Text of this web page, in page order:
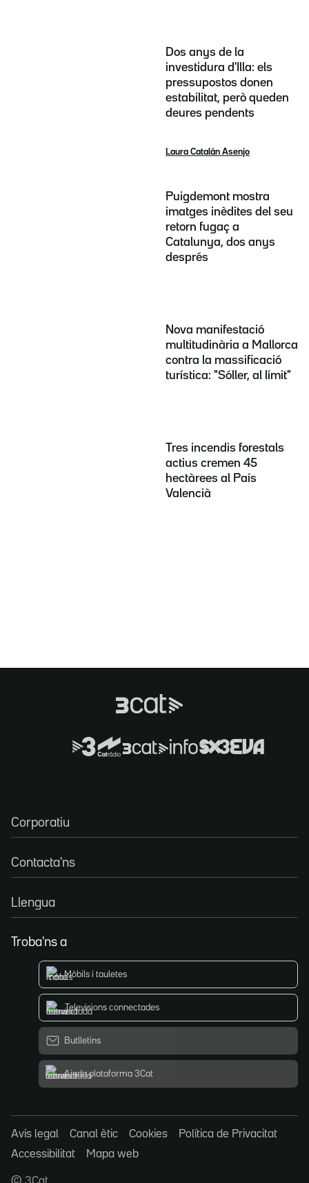
Dos anys de la
investidura d'Illa: els
pressupostos donen
estabilitat, però queden
deures pendents
Laura Catalán Asenjo
Puigdemont mostra
imatges inèdites del seu
retorn fugaç a
Catalunya, dos anys
després
Nova manifestació
multitudinària a Mallorca
contra la massificació
turística: "Sóller, al límit"
Tres incendis forestals
actius cremen 45
hectàrees al País
Valencià
Corporatiu
Contacta'ns
Llengua
Troba'ns a
Mòbils i tauletes
Televisions connectades
Butlletins
Ajuda plataforma 3Cat
Avís legal Canal ètic Cookies
Política de Privacitat
Accessibilitat
Mapa web